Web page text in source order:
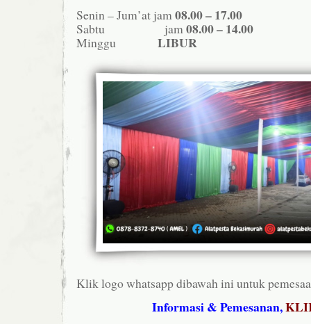
Senin – Jum’at jam08.00 – 17.00
Sabtu jam08.00 – 14.00
Minggu LIBUR
Klik logo whatsapp dibawah ini untuk
Informasi & Pemesanan,